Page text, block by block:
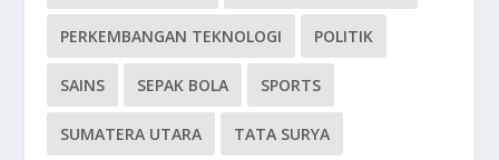
PERKEMBANGAN TEKNOLOGI POLITIK
SAINS SEPAK BOLA SPORTS
SUMATERA UTARA TATA SURYA